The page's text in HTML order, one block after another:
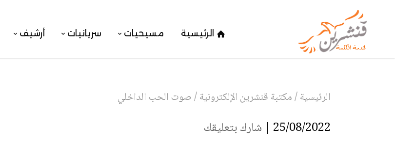
الرئيسية مسيحيات سريانيات أرشيف
الرئيسية/مكتبة قنشرين الإلكترونية/صوت الحب الداخلي
25/08/2022 | شارك بتعليقك